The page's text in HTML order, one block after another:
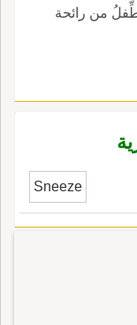
من رائحة
Sneeze